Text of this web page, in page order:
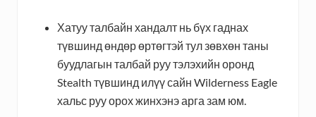
Хатуу талбайн хандалт нь бүх гаднах
түвшинд өндөр өртөгтэй тул зөвхөн таны
буудлагын талбай руу тэлэхийн оронд
Stealth түвшинд илүү сайн Wilderness Eagle
хальс руу орох жинхэнэ арга зам юм.